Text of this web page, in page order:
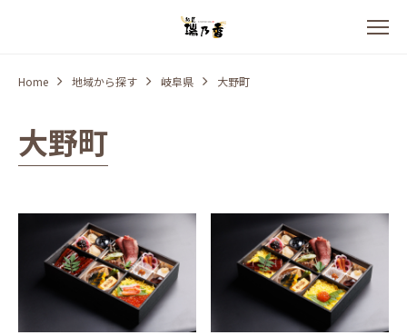
Home 地域から探す 岐阜県 大野町
大野町